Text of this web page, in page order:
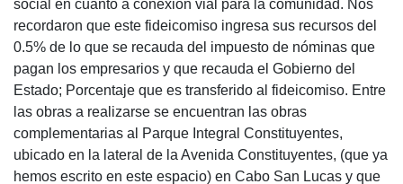
social en cuanto a conexión vial para la comunidad. Nos
recordaron que este fideicomiso ingresa sus recursos del
0.5% de lo que se recauda del impuesto de nóminas que
pagan los empresarios y que recauda el Gobierno del
Estado; Porcentaje que es transferido al fideicomiso. Entre
las obras a realizarse se encuentran las obras
complementarias al Parque Integral Constituyentes,
ubicado en la lateral de la Avenida Constituyentes, (que ya
hemos escrito en este espacio) en Cabo San Lucas y que